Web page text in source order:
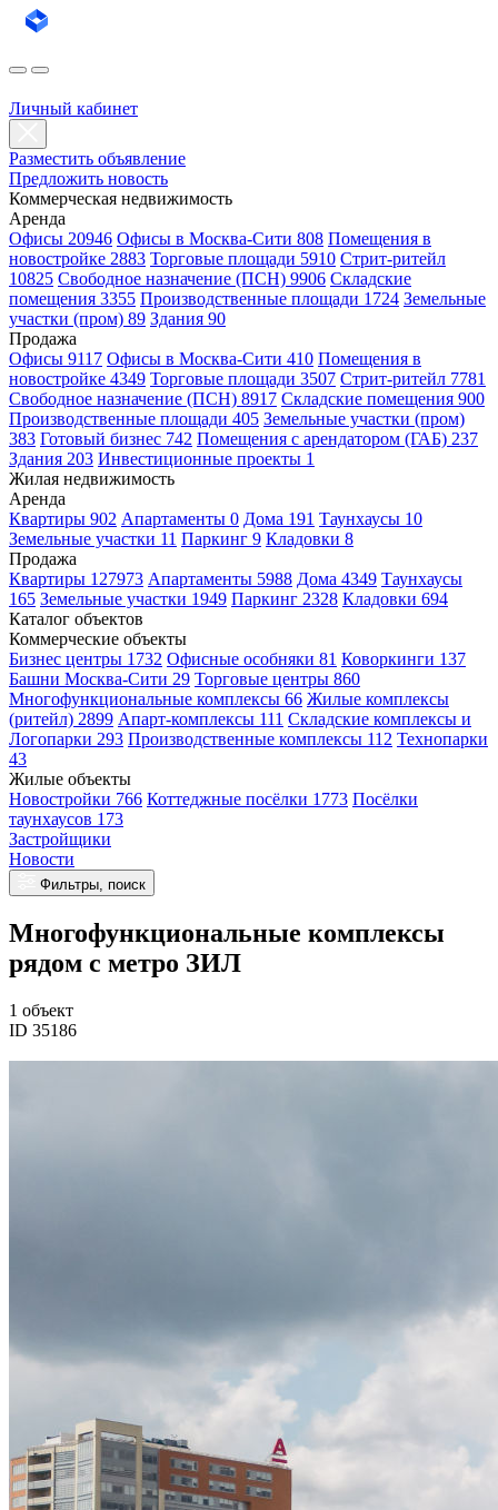
Личный кабинет
Разместить объявление
Предложить новость
Коммерческая недвижимость
Аренда
Офисы 20946 Офисы в Москва-Сити 808 Помещения в
новостройке 2883 Торговые площади 5910 Стрит-ритейл
10825 Свободное назначение (ПСН) 9906 Складские
помещения 3355 Производственные площади 1724 Земельные
участки (пром) 89 Здания 90
Продажа
Офисы 9117 Офисы в Москва-Сити 410 Помещения в
новостройке 4349 Торговые площади 3507 Стрит-ритейл 7781
Свободное назначение (ПСН) 8917 Складские помещения 900
Производственные площади 405 Земельные участки (пром)
383 Готовый бизнес 742 Помещения с арендатором (ГАБ) 237
Здания 203 Инвестиционные проекты 1
Жилая недвижимость
Аренда
Квартиры 902 Апартаменты 0 Дома 191 Таунхаусы 10
Земельные участки 11 Паркинг 9 Кладовки 8
Продажа
Квартиры 127973 Апартаменты 5988 Дома 4349 Таунхаусы
165 Земельные участки 1949 Паркинг 2328 Кладовки 694
Каталог объектов
Коммерческие объекты
Бизнес центры 1732 Офисные особняки 81 Коворкинги 137
Башни Москва-Сити 29 Торговые центры 860
Многофункциональные комплексы 66 Жилые комплексы
(ритейл) 2899 Апарт-комплексы 111 Складские комплексы и
Логопарки 293 Производственные комплексы 112 Технопарки
43
Жилые объекты
Новостройки 766 Коттеджные посёлки 1773 Посёлки
таунхаусов 173
Застройщики
Новости
Фильтры, поиск
Многофункциональные комплексы
рядом с метро ЗИЛ
1 объект
ID 35186